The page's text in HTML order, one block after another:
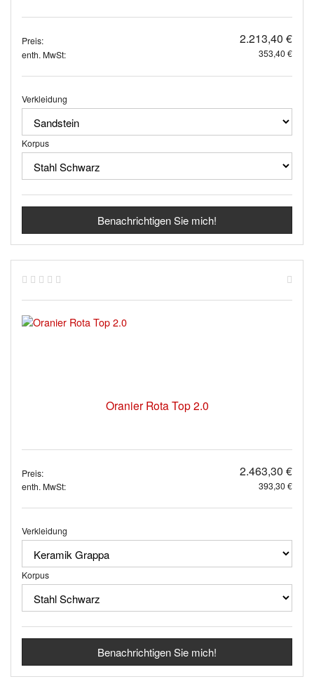
Preis: 2.213,40 €
enth. MwSt: 353,40 €
Verkleidung
Korpus
Benachrichtigen Sie mich!
Oranier Rota Top 2.0
Preis: 2.463,30 €
enth. MwSt: 393,30 €
Verkleidung
Korpus
Benachrichtigen Sie mich!